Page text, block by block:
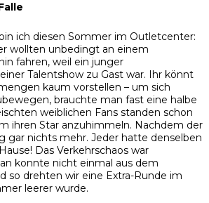
ich diesen Sommer im Outletcenter:
wollten unbedingt an einem
fahren, weil ein junger
Talentshow zu Gast war. Ihr könnt
kaum vorstellen – um sich
brauchte man fast eine halbe
weiblichen Fans standen schon
ihren Star anzuhimmeln. Nachdem der
gar nichts mehr. Jeder hatte denselben
Das Verkehrschaos war
konnte nicht einmal aus dem
so drehten wir eine Extra-Runde im
leerer wurde.